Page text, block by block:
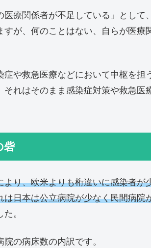
療関係者が不足している」として
が、何のことはない、自らが医療
や救急医療などにおいて中枢を担
れはそのまま感染症対策や救急医
砦
り、欧米よりも桁違いに感染者が
日本は公立病院が少なく民間病院
。
の病床数の内訳です。